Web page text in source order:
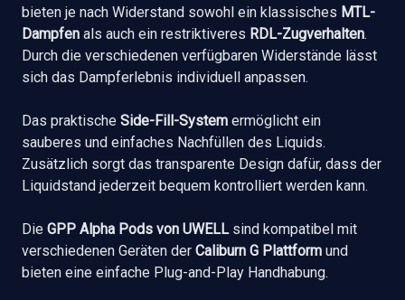
bieten je nach Widerstand sowohl ein klassisches MTL-
Dampfen als auch ein restriktiveres RDL-Zugverhalten.
Durch die verschiedenen verfügbaren Widerstände lässt
sich das Dampferlebnis individuell anpassen.
Das praktische Side-Fill-System ermöglicht ein
sauberes und einfaches Nachfüllen des Liquids.
Zusätzlich sorgt das transparente Design dafür, dass der
Liquidstand jederzeit bequem kontrolliert werden kann.
Die GPP Alpha Pods von UWELLsind kompatibel mit
verschiedenen Geräten der Caliburn G Plattform und
bieten eine einfache Plug-and-Play Handhabung.